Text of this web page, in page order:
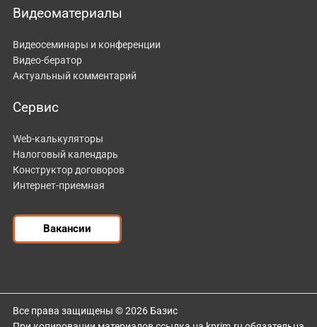
Видеоматериалы
Видеосеминары и конференции
Видео-бератор
Актуальный комментарий
Сервис
Web-калькуляторы
Налоговый календарь
Конструктор договоров
Интернет-приемная
Вакансии
Все права защищены © 2026 Базис